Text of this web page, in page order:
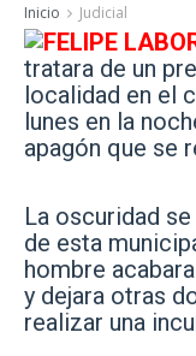
Inicio Judicial
tratara de un
localidad en el
lunes en la
apagón que se
La oscuridad
de esta
hombre
y dejara otras
realizar una